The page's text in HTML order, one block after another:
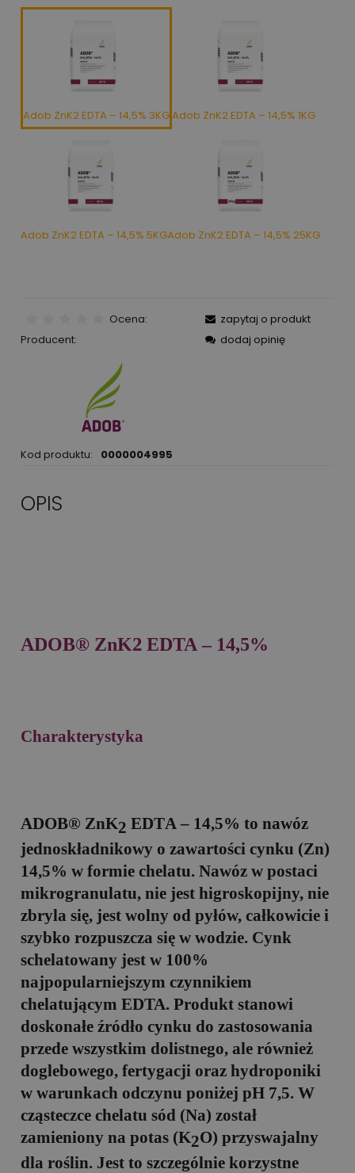
Adob ZnK2 EDTA – 14,5% 3KGAdob ZnK2 EDTA – 14,5% 1KG
Adob ZnK2 EDTA – 14,5% 5KGAdob ZnK2 EDTA – 14,5% 25KG
Ocena:
Producent:
Kod produktu: 0000004995
zapytaj o produkt
dodaj opinię
OPIS
ADOB® ZnK2 EDTA – 14,5%
Charakterystyka
ADOB® ZnK2 EDTA – 14,5% to nawóz
jednoskładnikowy o zawartości cynku (Zn)
14,5% w formie chelatu. Nawóz w postaci
mikrogranulatu, nie jest higroskopijny, nie
zbryla się, jest wolny od pyłów, całkowicie i
szybko rozpuszcza się w wodzie. Cynk
schelatowany jest w 100%
najpopularniejszym czynnikiem
chelatującym EDTA. Produkt stanowi
doskonałe źródło cynku do zastosowania
przede wszystkim dolistnego, ale również
doglebowego, fertygacji oraz hydroponiki
w warunkach odczynu poniżej pH 7,5. W
cząsteczce chelatu sód (Na) został
zamieniony na potas (K2O) przyswajalny
dla roślin. Jest to szczególnie korzystne